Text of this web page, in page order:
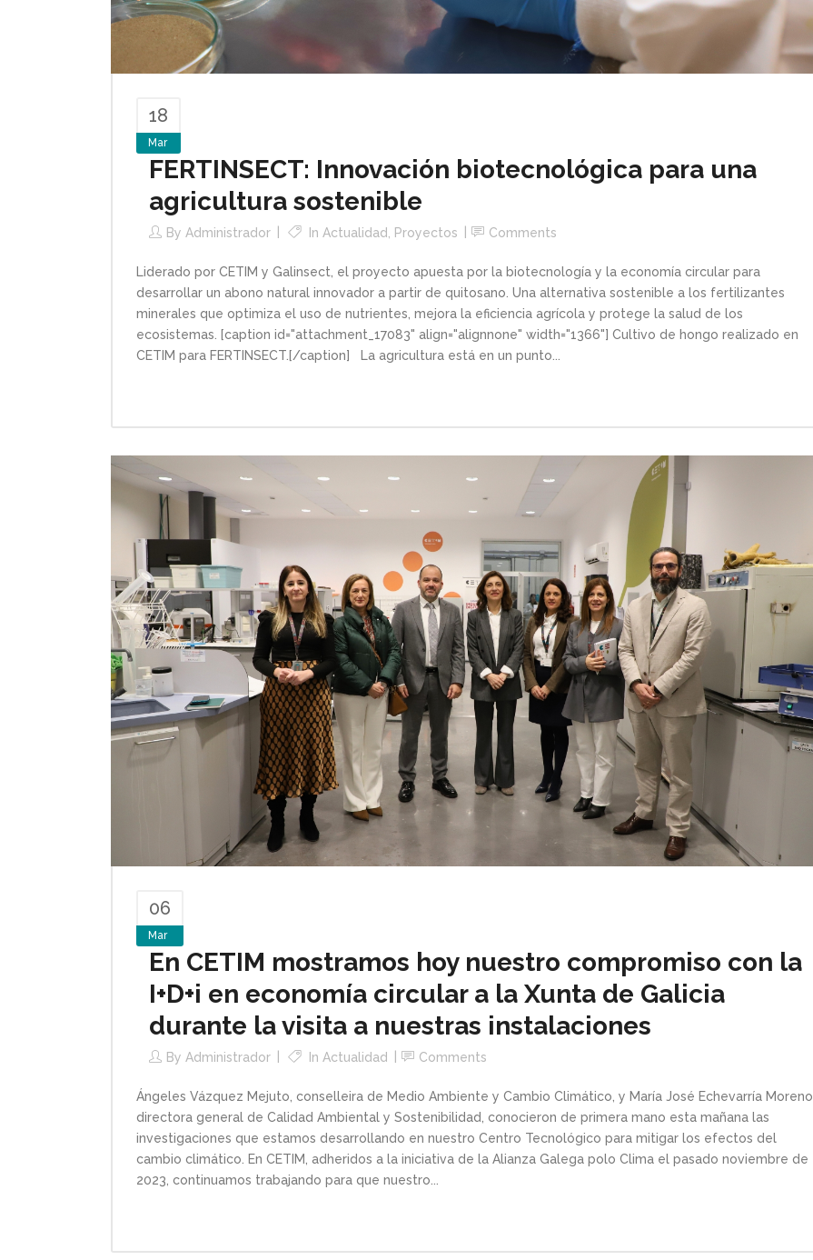
18
Mar
FERTINSECT: Innovación biotecnológica para una
agricultura sostenible
By Administrador In Actualidad Proyectos Comments
Liderado por CETIM y Galinsect, el proyecto apuesta por la biotecnología y la economía circular para
desarrollar un abono natural innovador a partir de quitosano. Una alternativa sostenible a los fertilizantes
minerales que optimiza el uso de nutrientes, mejora la eficiencia agrícola y protege la salud de los
ecosistemas. [caption id="attachment_17083" align="alignnone" width="1366"] Cultivo de hongo realizado en
CETIM para FERTINSECT.[/caption] La agricultura está en un punto...
06
Mar
En CETIM mostramos hoy nuestro compromiso con la
I+D+i en economía circular a la Xunta de Galicia
durante la visita a nuestras instalaciones
By Administrador In Actualidad Comments
Ángeles Vázquez Mejuto, conselleira de Medio Ambiente y Cambio Climático, y María José Echevarría Moreno,
directora general de Calidad Ambiental y Sostenibilidad, conocieron de primera mano esta mañana las
investigaciones que estamos desarrollando en nuestro Centro Tecnológico para mitigar los efectos del
cambio climático. En CETIM, adheridos a la iniciativa de la Alianza Galega polo Clima el pasado noviembre de
2023, continuamos trabajando para que nuestro...